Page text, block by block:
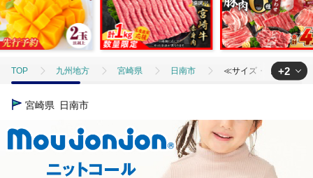
TOP 九州地方 宮崎県 日南市 ≪サイズ・カラーが選
TOP
≪サイズ・カラーが選べる≫ニット
+2
宮崎県 日南市